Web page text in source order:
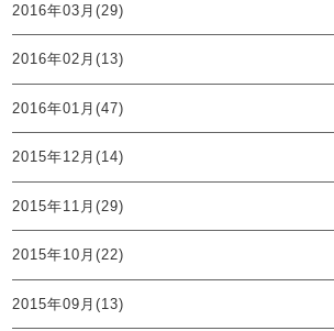
2016年03月(29)
2016年02月(13)
2016年01月(47)
2015年12月(14)
2015年11月(29)
2015年10月(22)
2015年09月(13)